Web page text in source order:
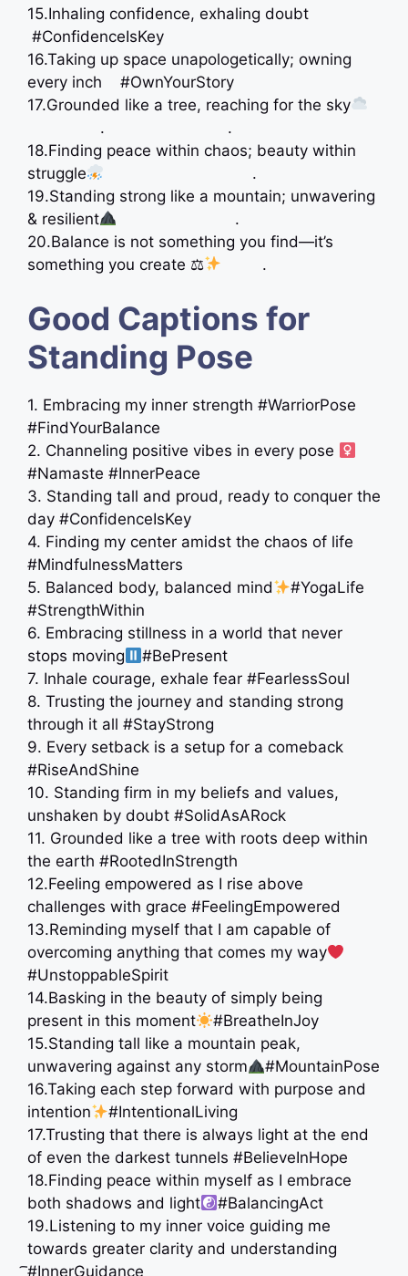
15.Inhaling confidence, exhaling doubt
#ConfidenceIsKey
16.Taking up space unapologetically; owning
every inch #OwnYourStory
17.Grounded like a tree, reaching for the sky
. .
18.Finding peace within chaos; beauty within
struggle
.
19.Standing strong like a mountain; unwavering
& resilient
.
20.Balance is not something you find—it’s
something you create ⚖
.
Good Captions for
Standing Pose
1. Embracing my inner strength #WarriorPose
#FindYourBalance
2. Channeling positive vibes in every pose ‍
#Namaste #InnerPeace
3. Standing tall and proud, ready to conquer the
day #ConfidenceIsKey
4. Finding my center amidst the chaos of life
#MindfulnessMatters
5. Balanced body, balanced mind
#YogaLife
#StrengthWithin
6. Embracing stillness in a world that never
stops moving
#BePresent
7. Inhale courage, exhale fear #FearlessSoul
8. Trusting the journey and standing strong
through it all #StayStrong
9. Every setback is a setup for a comeback
#RiseAndShine
10. Standing firm in my beliefs and values,
unshaken by doubt #SolidAsARock
11. Grounded like a tree with roots deep within
the earth #RootedInStrength
12.Feeling empowered as I rise above
challenges with grace #FeelingEmpowered
13.Reminding myself that I am capable of
overcoming anything that comes my way
#UnstoppableSpirit
14.Basking in the beauty of simply being
present in this moment
#BreatheInJoy
15.Standing tall like a mountain peak,
unwavering against any storm
#MountainPose
16.Taking each step forward with purpose and
intention
#IntentionalLiving
17.Trusting that there is always light at the end
of even the darkest tunnels #BelieveInHope
18.Finding peace within myself as I embrace
both shadows and light
#BalancingAct
19.Listening to my inner voice guiding me
towards greater clarity and understanding
︢ #InnerGuidance